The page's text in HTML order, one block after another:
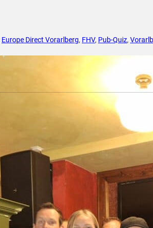
Europe Direct Vorarlberg, FHV, Pub-Quiz,